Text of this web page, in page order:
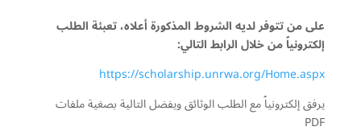
على من تتوفر لديه الشروط المذكورة أعلاه، تعبئة الطلب
إلكترونياً من خلال الرابط التالي:
https://scholarship.unrwa.org/Home.aspx
يرفق إلكترونياً مع الطلب الوثائق ويفضل التالية بصغية ملفات
PDF